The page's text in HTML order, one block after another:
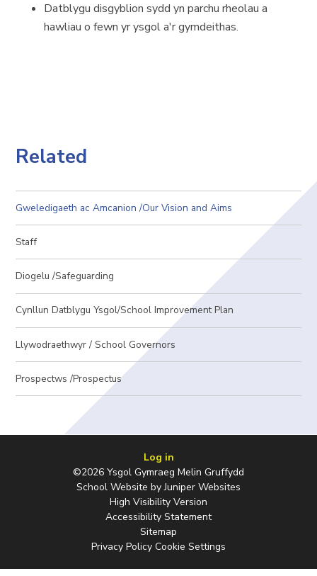
Datblygu disgyblion sydd yn parchu rheolau a
hawliau o fewn yr ysgol a'r gymdeithas.
Related
Gweledigaeth ac Amcanion /Our Vision and Aims
Staff
Diogelu /Safeguarding
Cynllun Datblygu Ysgol/School Improvement Plan
Llywodraethwyr / School Governors
Prospectws /Prospectus
Log in
©2026 Ysgol Gymraeg Melin Gruffydd
School Website byJuniper Websites
High Visibility Version
Accessibility Statement
Sitemap
Privacy Policy Cookie Settings